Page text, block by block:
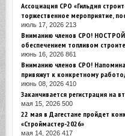
Ассоциация СРО «Гильдия
торжественное мероприятие,
июль 17, 2026 213
Вниманию членов СРО! НОСТРОЙ
обеспечением топливом
июнь 16, 2026 861
Вниманию членов СРО!
привяжут к конкретному
июнь 08, 2026 410
Заканчивается регистрация на
мая 15, 2026 500
22 мая в Дагестане пройдет
«Строймастер-2026»
мая 14, 2026 417